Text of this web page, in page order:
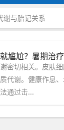
谢与胎记关系
密切相关。皮肤
代谢。健康作息
通过击...